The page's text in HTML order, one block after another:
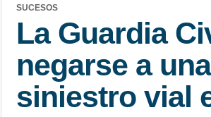
SUCESOS
La Guardia
negarse a
siniestro vial